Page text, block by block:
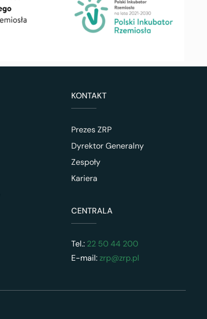
KONTAKT
Prezes ZRP
Dyrektor Generalny
Zespoły
Kariera
CENTRALA
Tel.:22 50 44 200
E-mail:zrp@zrp.pl